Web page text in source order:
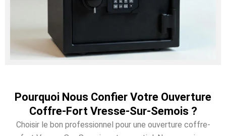
Pourquoi Nous Confier Votre Ouverture
Coffre-Fort Vresse-Sur-Semois ?
Choisir le bon professionnel pour une ouverture coffre-